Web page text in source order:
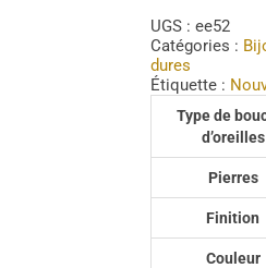
UGS : ee52
Catégories :
dures
Étiquette :
Type de
d’oreilles
Pierres
Finition
Couleur